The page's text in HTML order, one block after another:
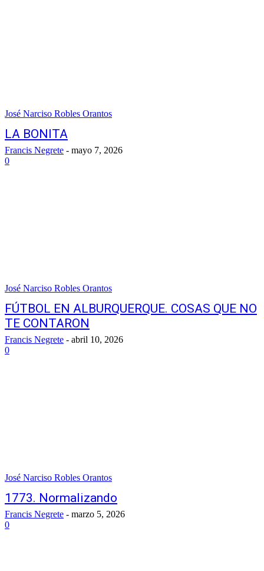
José Narciso Robles Orantos
LA BONITA
Francis Negrete - mayo 7, 2026
0
José Narciso Robles Orantos
FÚTBOL EN ALBURQUERQUE. COSAS QUE NO
TE CONTARON
Francis Negrete - abril 10, 2026
0
José Narciso Robles Orantos
1773. Normalizando
Francis Negrete - marzo 5, 2026
0